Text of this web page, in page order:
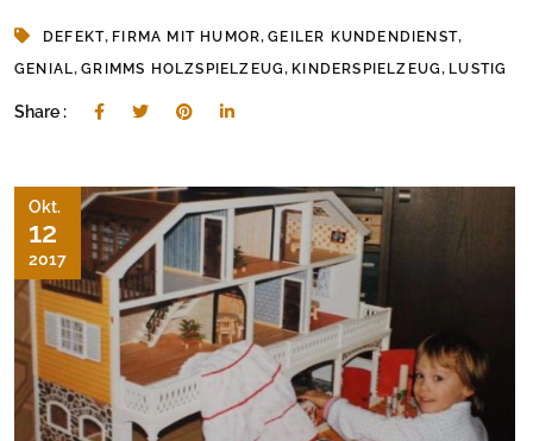
DEFEKT, FIRMA MIT HUMOR,GEILER KUNDENDIENST,
GENIAL,GRIMMS HOLZSPIELZEUG, KINDERSPIELZEUG, LUSTIG
Share :
Okt.
12
2017